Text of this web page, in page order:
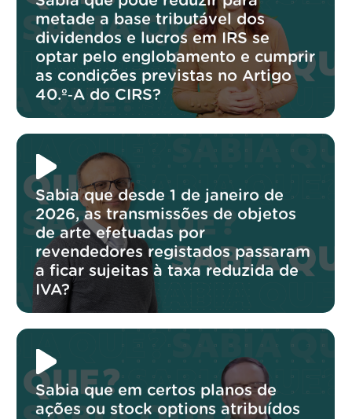
metade a base tributável dos
dividendos e lucros em IRS se
optar pelo englobamento e cumprir
as condições previstas no Artigo
40.º‑A do CIRS?
Sabia que desde 1 de janeiro de
2026, as transmissões de objetos
de arte efetuadas por
revendedores registados passaram
a ficar sujeitas à taxa reduzida de
IVA?
Sabia que em certos planos de
ações ou stock options atribuídos